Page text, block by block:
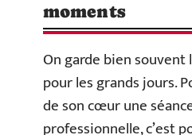
moments
On garde bien
pour les grands jours.
de son cœur une
professionnelle, c’est